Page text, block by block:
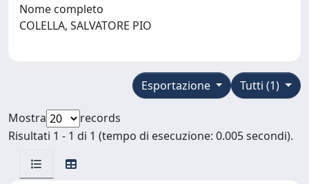
Nome completo
COLELLA, SALVATORE PIO
Tutti (1)
Esportazione
Mostra
records
Risultati 1 - 1 di 1 (tempo di esecuzione: 0.005 secondi).